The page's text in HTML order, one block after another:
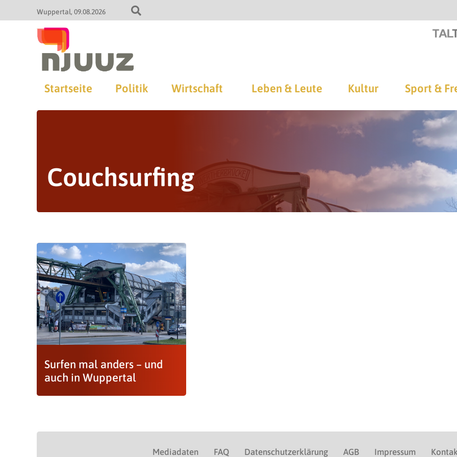
Wuppertal 09.08.2026
Startseite Politik Wirtschaft Leben & Leute Kultur Sport &
Couchsurfing
Surfen mal anders – und
auch in Wuppertal
Mediadaten FAQ Datenschutzerklärung AGB Impressum